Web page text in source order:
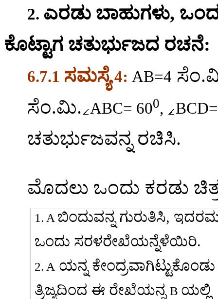
2. ಎರಡು ಬಾಹುಗಳು,
ಕೊಟ್ಟಾಗ ಚತುರ್ಭುಜದ ರಚನೆ:
6.7.1 ಸಮಸ್ಯೆ 4: AB=4 ಸೆಂ.
ಸೆಂ.ಮಿ. ABC= 600,
ಚತುರ್ಭುಜವನ್ನ ರಚಿಸಿ.
ಮೊದಲು ಒಂದು ಕರಡು
1. A ಬಿಂದುವನ್ನ ಗುರುತಿಸಿ,
ಒಂದು ಸರಳರೇಖೆಯನ್ನೆಳೆಯಿರಿ.
2. A ಯನ್ನ ಕೇಂದ್ರವಾಗಿಟ್ಟುಕೊಂಡು
ತ್ರಿಜ್ಯದಿಂದ ಈ ರೇಖೆಯನ್ನ B ಯಲ್ಲಿ